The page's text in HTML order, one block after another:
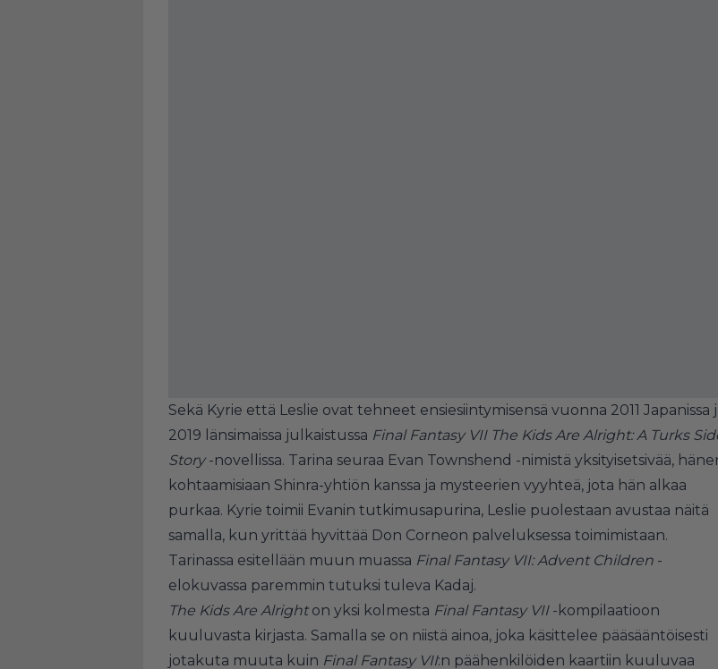
Sekä Kyrie että Leslie ovat tehneet ensiesiintymisensä vuonna 2011 Japanissa
2019 länsimaissa julkaistussa Final Fantasy VII The Kids Are Alright: A Turks
Story-novellissa. Tarina seuraa Evan Townshend -nimistä yksityisetsivää,
kohtaamisiaan Shinra-yhtiön kanssa ja mysteerien vyyhteä, jota hän alkaa
purkaa. Kyrie toimii Evanin tutkimusapurina, Leslie puolestaan avustaa näitä
samalla, kun yrittää hyvittää Don Corneon palveluksessa toimimistaan.
Tarinassa esitellään muun muassa Final Fantasy VII: Advent Children -
elokuvassa paremmin tutuksi tuleva Kadaj.
The Kids Are Alrighton yksi kolmesta Final Fantasy VII-kompilaatioon
kuuluvasta kirjasta. Samalla se on niistä ainoa, joka käsittelee pääsääntöisesti
jotakuta muuta kuin Final Fantasy VII:n päähenkilöiden kaartiin kuuluvaa